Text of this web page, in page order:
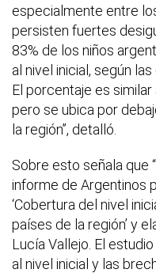
especialmente entre
persisten fuertes
83% de los niños
al nivel inicial, según
El porcentaje es similar
pero se ubica por
la región”, detalló.
Sobre esto señala que
informe de Argentinos
‘Cobertura del nivel
países de la región’ y
Lucía Vallejo. El
al nivel inicial y las